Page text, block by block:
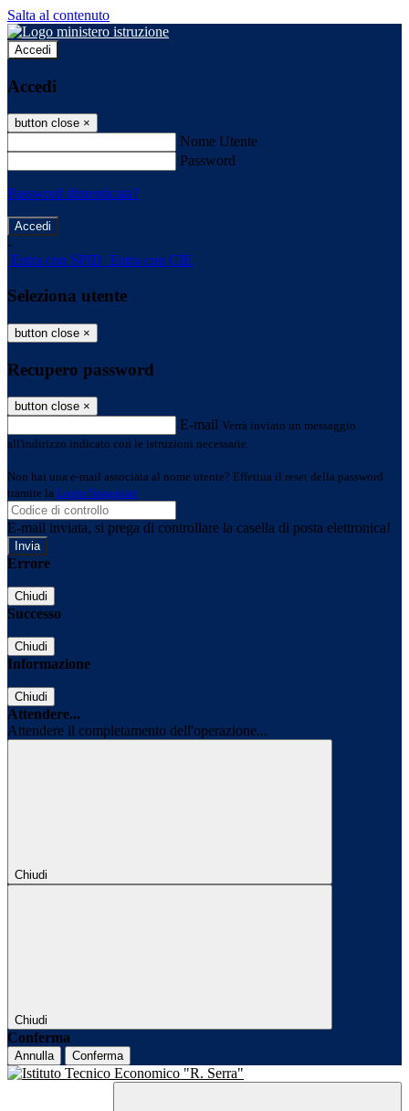
Salta al contenuto
Accedi
Accedi
button close ×
Nome Utente
Password
Password dimenticata?
-
Entra con SPID Entra con CIE
Seleziona utente
button close ×
Recupero password
button close ×
E-mail Verrà inviato un messaggio
all'indirizzo indicato con le istruzioni necessarie.
Non hai una e-mail associata al nome utente? Effettua il reset della password
tramite la Login Spaggiari
E-mail inviata, si prega di controllare la casella di posta elettronica!
Errore
Chiudi
Successo
Chiudi
Informazione
Chiudi
Attendere...
Attendere il completamento dell'operazione...
Chiudi
Chiudi
Conferma
Annulla Conferma